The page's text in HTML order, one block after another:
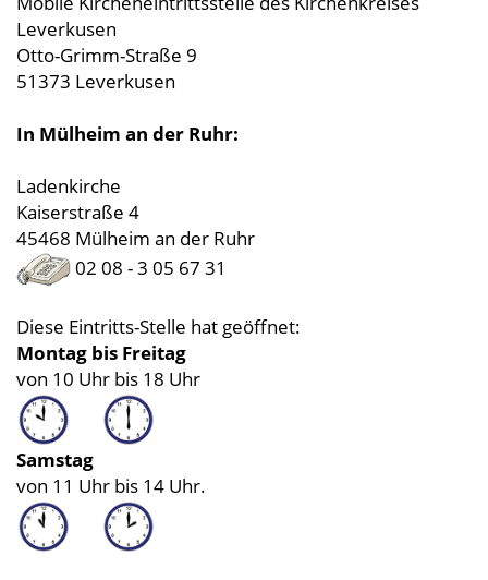
Leverkusen
Otto-Grimm-Straße 9
51373 Leverkusen
In Mülheim an der Ruhr:
Ladenkirche
Kaiserstraße 4
45468 Mülheim an der Ruhr
02 08 - 3 05 67 31
Diese Eintritts-Stelle hat geöffnet:
Montag bis Freitag
von 10 Uhr bis 18 Uhr
Samstag
von 11 Uhr bis 14 Uhr.